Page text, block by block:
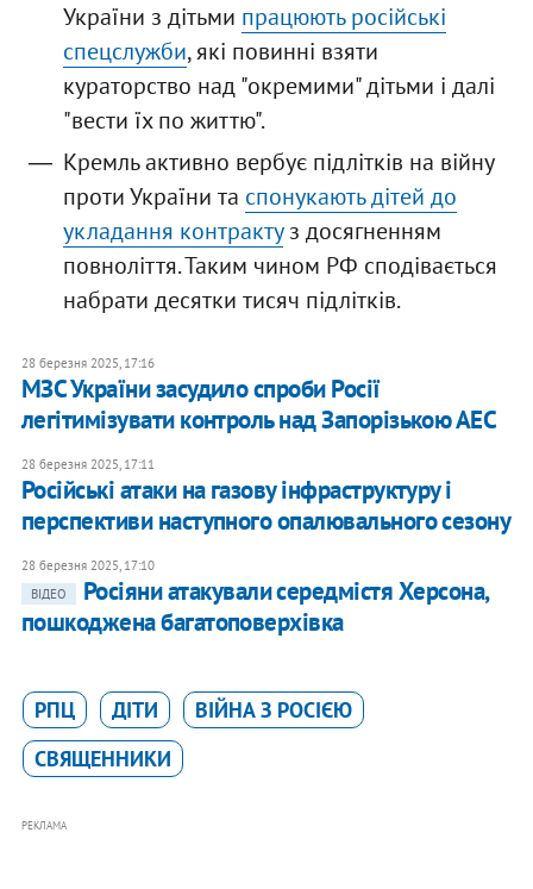
України з дітьми працюють російські
спецслужби, які повинні взяти
кураторство над "окремими" дітьми і далі
"вести їх по життю".
Кремль активно вербує підлітків на війну
проти України та спонукають дітей до
укладання контрактуз досягненням
повноліття. Таким чином РФ сподівається
набрати десятки тисяч підлітків.
28 березня 2025, 17:16
МЗС України засудило спроби Росії
легітимізувати контроль над Запорізькою АЕС
28 березня 2025, 17:11
Російські атаки на газову інфраструктуру і
перспективи наступного опалювального сезону
28 березня 2025, 17:10
ВІДЕО
Росіяни атакували середмістя Херсона,
пошкоджена багатоповерхівка
РПЦ ДІТИ
ВІЙНА З РОСІЄЮ
СВЯЩЕННИКИ
РЕКЛАМА